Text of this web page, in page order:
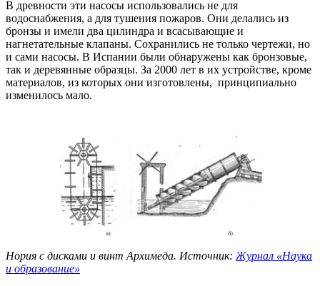
В древности эти насосы использовались не для
водоснабжения, а для тушения пожаров. Они делались из
бронзы и имели два цилиндра и всасывающие и
нагнетательные клапаны. Сохранились не только чертежи, но
и сами насосы. В Испании были обнаружены как бронзовые,
так и деревянные образцы. За 2000 лет в их устройстве, кроме
материалов, из которых они изготовлены, принципиально
изменилось мало.
Нория с дисками и винт Архимеда. Источник:Журнал «Наука
и образование»